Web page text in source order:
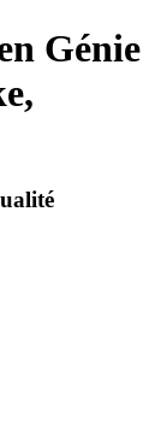
Génie